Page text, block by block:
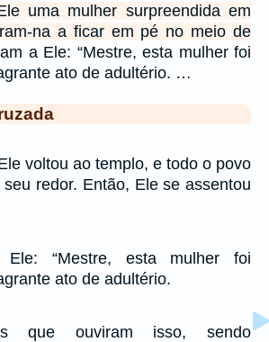
uma mulher surpreendida em
na a ficar em pé no meio de
a Ele: “Mestre, esta mulher foi
ato de adultério. …
voltou ao templo, e todo o povo
redor. Então, Ele se assentou
“Mestre, esta mulher foi
ato de adultério.
que ouviram isso, sendo